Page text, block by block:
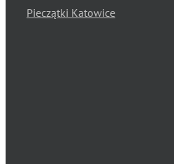
Pieczątki Katowice